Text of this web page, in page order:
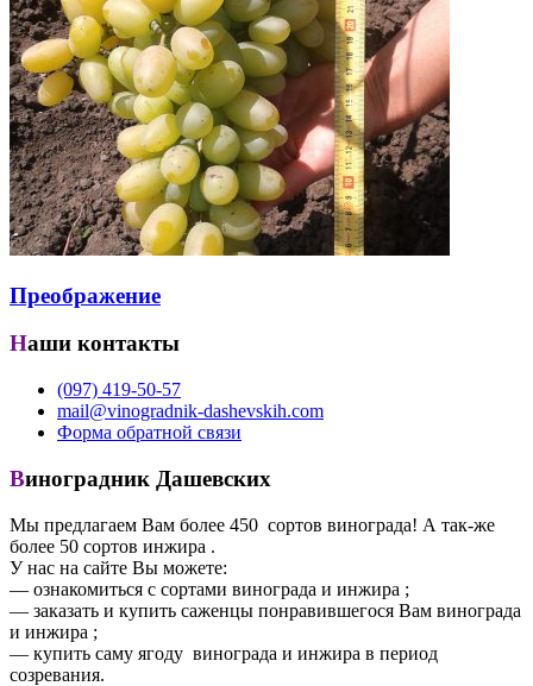
Преображение
Наши контакты
(097) 419-50-57
mail@vinogradnik-dashevskih.com
Форма обратной связи
Виноградник Дашевских
Мы предлагаем Вам более 450 сортов винограда! А так-же
более 50 сортов инжира .
У нас на сайте Вы можете:
— ознакомиться с сортами винограда и инжира ;
— заказать и купить саженцы понравившегося Вам винограда
и инжира ;
— купить саму ягоду винограда и инжира в период
созревания.